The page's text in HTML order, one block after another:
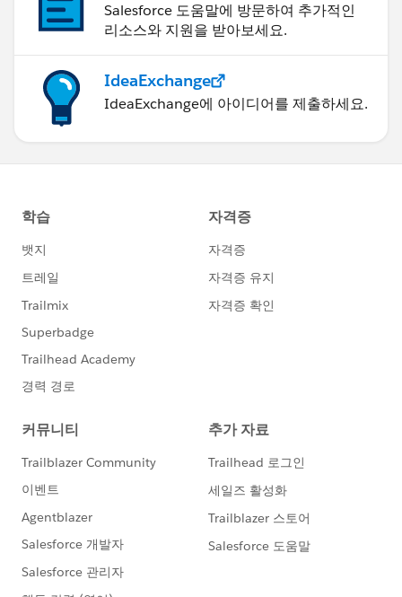
Salesforce 도움말에 방문하여 추가적인
리소스와 지원을 받아보세요.
IdeaExchange
IdeaExchange에 아이디어를 제출하세요.